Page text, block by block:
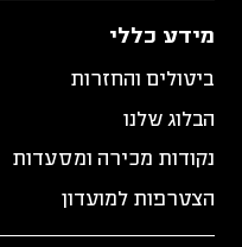
מידע כללי
ביטולים והחזרות
הבלוג שלנו
נקודות מכירה ומסעדות
הצטרפות למועדון